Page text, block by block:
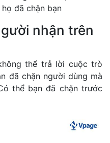
đã chặn bạn
nhận trên
thể trả lời cuộc trò
đã chặn người dùng mà
thể bạn đã chặn trước